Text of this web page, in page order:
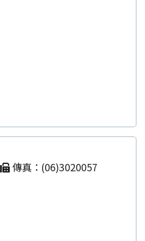
傳真：(06)3020057